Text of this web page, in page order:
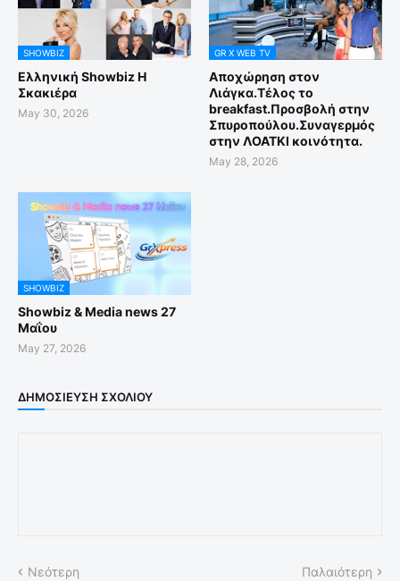
SHOWBIZ
Ελληνική Showbiz Η
Σκακιέρα
May 30, 2026
GR X WEB TV
Αποχώρηση στον
Λιάγκα.Τέλος το
breakfast.Προσβολή στην
Σπυροπούλου.Συναγερμός
στην ΛΟΑΤΚΙ κοινότητα.
May 28, 2026
SHOWBIZ
Showbiz & Media news 27
Μαΐου
May 27, 2026
ΔΗΜΟΣΊΕΥΣΗ ΣΧΟΛΊΟΥ
Νεότερη Παλαιότερη